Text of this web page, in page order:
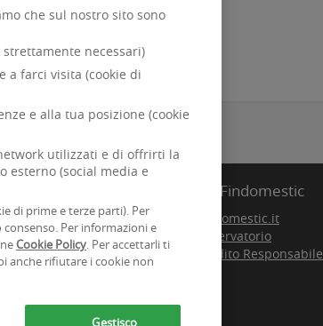
futuro.
di beni e servizi
Bancario
Siti Findomestic
Findomestic.it
Osservatorio
Credito Responsabile
che sul nostro sito sono
necessari)
a farci visita (cookie di
e alla tua posizione (cookie
utilizzati e di offrirti la
esterno (social media e
di prime e terze parti). Per
Per informazioni e
Cookie Policy. Per accettarli ti
anche rifiutare i cookie non
Gestisco